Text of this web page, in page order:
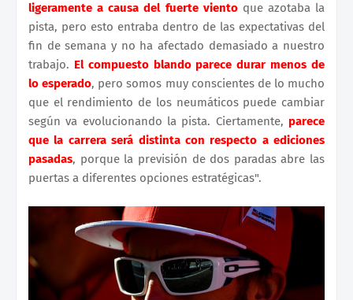
ligeramente a causa del fuerte vientoque azotaba la
pista, pero esto entraba dentro de las expectativas del
fin de semana y no ha afectado demasiado a nuestro
trabajo. El compuesto blando parece durar menos de
lo esperado, pero somos muy conscientes de lo mucho
que el rendimiento de los neumáticos puede cambiar
según va evolucionando la pista. Ciertamente, parece
que la carrera será distinta con respecto a ediciones
pasadas, porque la previsión de dos paradas abre las
puertas a diferentes opciones estratégicas".